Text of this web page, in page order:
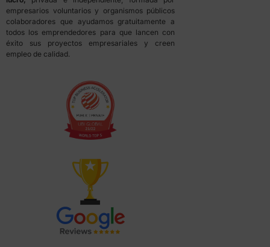
empresarios voluntarios y organismos públicos
colaboradores que ayudamos gratuitamente a
todos los emprendedores para que lancen con
éxito sus proyectos empresariales y creen
empleo de calidad.